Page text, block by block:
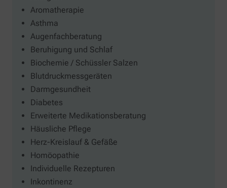
Aromatherapie
Asthma
Augenfachberatung
Beruhigung und Schlaf
Biochemie / Schüssler Salzen
Blutdruckmessgeräten
Darmgesundheit
Diabetes
Erweiterte Medikationsberatung
Häusliche Pflege
Herz-Kreislauf & Gefäße
Homöopathie
Individuelle Rezepturen
Inkontinenz